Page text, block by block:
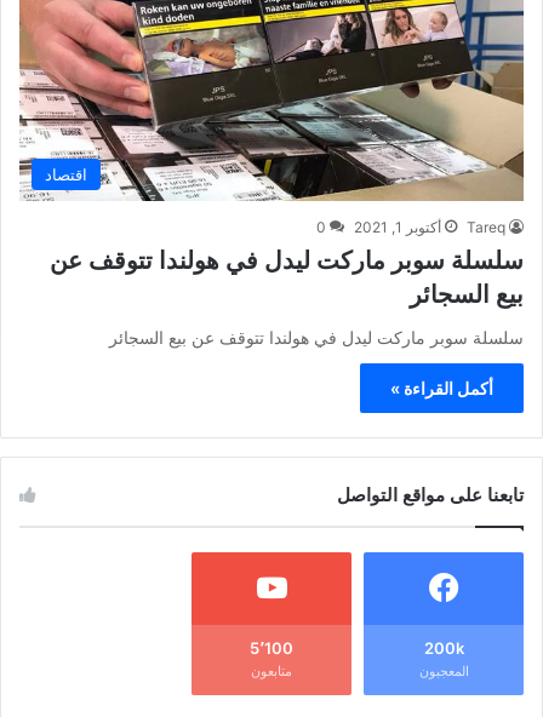
اقتصاد
Tareq أكتوبر 1, 2021 0
سلسلة سوبر ماركت ليدل في هولندا تتوقف عن
بيع السجائر
سلسلة سوبر ماركت ليدل في هولندا تتوقف عن بيع السجائر
أكمل القراءة »
تابعنا على مواقع التواصل
200k
المعجبون
5٬100
متابعون